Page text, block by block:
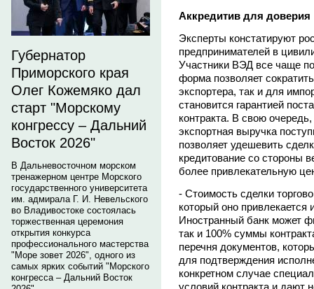
Губернатор
Приморского края
Олег Кожемяко дал
старт "Морскому
конгрессу – Дальний
Восток 2026"
В Дальневосточном морском
тренажерном центре Морского
государственного университета
им. адмирала Г. И. Невельского
во Владивостоке состоялась
торжественная церемония
открытия конкурса
профессионального мастерства
"Море зовет 2026", одного из
самых ярких событий "Морского
конгресса – Дальний Восток
Аккредитив для доверия
Эксперты констатируют
предпринимателей в
Участники ВЭД все чаще
форма позволяет
экспортера, так и для
становится гарантией
контракта. В свою
экспортная выручка
позволяет удешевить
кредитование со стороны
более привлекательную
- Стоимость сделки
который оно привлекается
Иностранный банк может
так и 100% суммы
перечня документов,
для подтверждения
конкретном случае
условий контракта и дают